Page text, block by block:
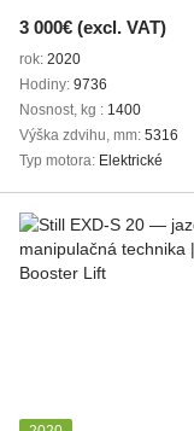
3 000€ (excl. VAT)
rok 2020
Hodiny 9736
Nosnost, kg
1400
Výška zdvihu, mm 5316
Typ motora Elektrické